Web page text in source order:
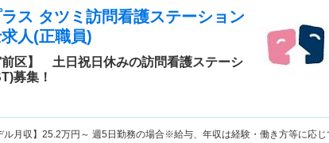
ス タツミ訪問看護ステーション
人(正職員)
前区】 土日祝日休みの訪問看護ステーシ
募集！
ル月収】 25.2万円～ 週5日勤務の場合※給与、年収は経験・働き方等に応じ